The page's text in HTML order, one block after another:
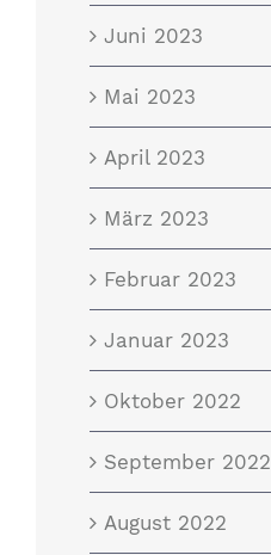
Juni 2023
Mai 2023
April 2023
März 2023
Februar 2023
Januar 2023
Oktober 2022
September 2022
August 2022